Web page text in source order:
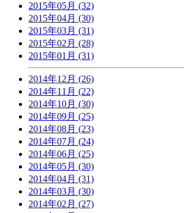
2015年05月 (32)
2015年04月 (30)
2015年03月 (31)
2015年02月 (28)
2015年01月 (31)
2014年12月 (26)
2014年11月 (22)
2014年10月 (30)
2014年09月 (25)
2014年08月 (23)
2014年07月 (24)
2014年06月 (25)
2014年05月 (30)
2014年04月 (31)
2014年03月 (30)
2014年02月 (27)